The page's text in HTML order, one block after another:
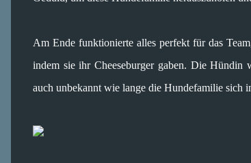
Am Ende funktionierte alles perfekt für das
indem sie ihr Cheeseburger gaben. Die Hündin
auch unbekannt wie lange die Hundefamilie sich